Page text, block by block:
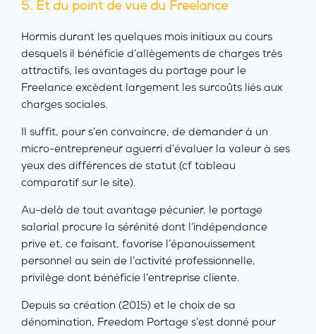
5. Et du point de vue du Freelance
Hormis durant les quelques mois initiaux au cours
desquels il bénéficie d’allègements de charges très
attractifs, les avantages du portage pour le
Freelance excèdent largement les surcoûts liés aux
charges sociales.
Il suffit, pour s’en convaincre, de demander à un
micro-entrepreneur aguerri d’évaluer la valeur à ses
yeux des différences de statut (cf tableau
comparatif sur le site).
Au-delà de tout avantage pécunier, le portage
salarial procure la sérénité dont l’indépendance
prive et, ce faisant, favorise l’épanouissement
personnel au sein de l’activité professionnelle,
privilège dont bénéficie l’entreprise cliente.
Depuis sa création (2015) et le choix de sa
dénomination, Freedom Portage s’est donné pour